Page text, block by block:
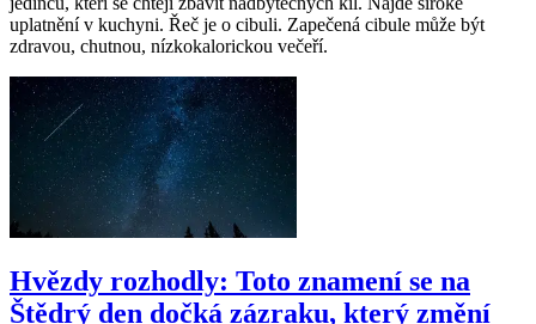
uplatnění v kuchyni. Řeč je o cibuli. Zapečená cibule může být
zdravou, chutnou, nízkokalorickou večeří.
Hvězdy rozhodly: Toto znamení se na
Štědrý den dočká zázraku, který změní